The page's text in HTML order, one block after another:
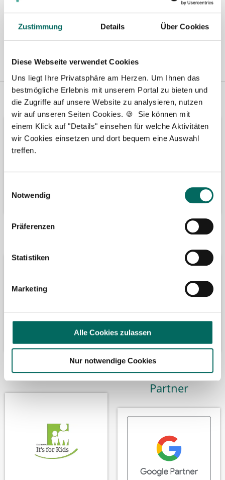
Zustimmung Details Über Cookies
Diese Webseite verwendet Cookies
Uns liegt Ihre Privatsphäre am Herzen. Um Ihnen das
bestmögliche Erlebnis mit unserem Portal zu bieten und
die Zugriffe auf unsere Website zu analysieren, nutzen
wir auf unseren Seiten Cookies. 🍪 Sie können mit
einem Klick auf "Details" einsehen für welche Aktivitäten
wir Cookies einsetzen und dort bequem eine Auswahl
treffen.
Notwendig
Präferenzen
Statistiken
Marketing
Alle Cookies zulassen
Nur notwendige Cookies
Vertreten in Wir fördern
Kooperation mit
Wir fördern
Wir sind Google-
Partner